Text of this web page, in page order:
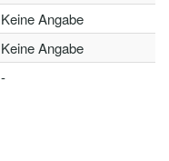
Keine Angabe
Keine Angabe
-